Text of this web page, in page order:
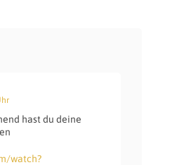
hast du deine
watch?